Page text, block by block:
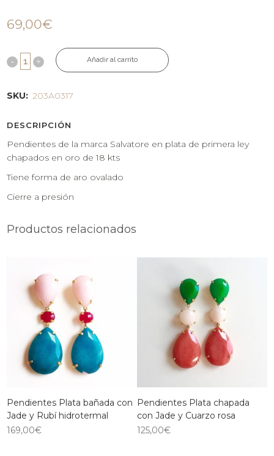
69,00€
Añadir al carrito
SKU: 203A0317
DESCRIPCIÓN
Pendientes de la marca Salvatore en plata de primera ley
chapados en oro de 18 kts
Tiene forma de aro ovalado
Cierre a presión
Productos relacionados
Pendientes Plata bañada con
Jade y Rubí hidrotermal
169,00€
Pendientes Plata chapada
con Jade y Cuarzo rosa
125,00€